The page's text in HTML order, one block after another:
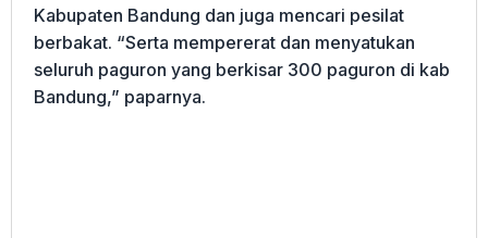
Kabupaten Bandung dan juga mencari pesilat
berbakat. “Serta mempererat dan menyatukan
seluruh paguron yang berkisar 300 paguron di kab
Bandung,” paparnya.